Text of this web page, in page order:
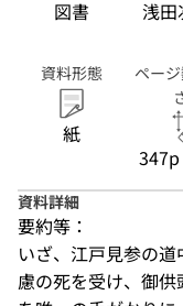
図書 浅田
資料形態
紙
ペー
資料詳細
要約等：
いざ、江戸見参の
慮の死を受け、御供